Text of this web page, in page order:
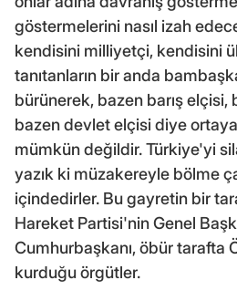
göstermelerini nasıl izah
kendisini milliyetçi, kendisini
tanıtanların bir anda
bürünerek, bazen barış elçisi,
bazen devlet elçisi diye ortaya
mümkün değildir. Türkiye'yi
yazık ki müzakereyle bölme
içindedirler. Bu gayretin bir
Hareket Partisi'nin Genel
Cumhurbaşkanı, öbür tarafta
kurduğu örgütler.